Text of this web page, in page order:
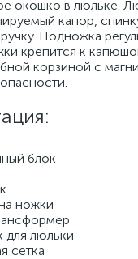
окошко в люльке.
капор,
Подножка
крепится к
корзиной с
блок
ножки
для люльки
сетка